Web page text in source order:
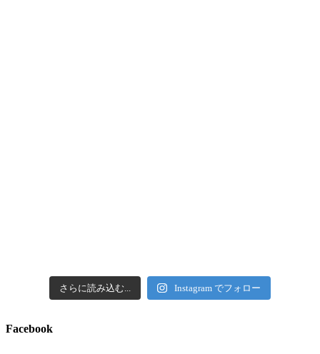
さらに読み込む... Instagram でフォロー
Facebook